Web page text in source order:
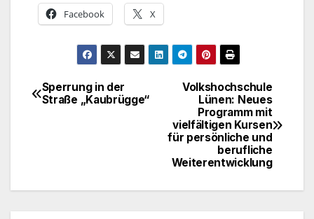
Facebook X
Beitragsnavigation
Volkshochschule
Lünen: Neues
Programm mit
vielfältigen Kursen
für persönliche und
berufliche
Weiterentwicklung
Sperrung in der
Straße „Kaubrügge“